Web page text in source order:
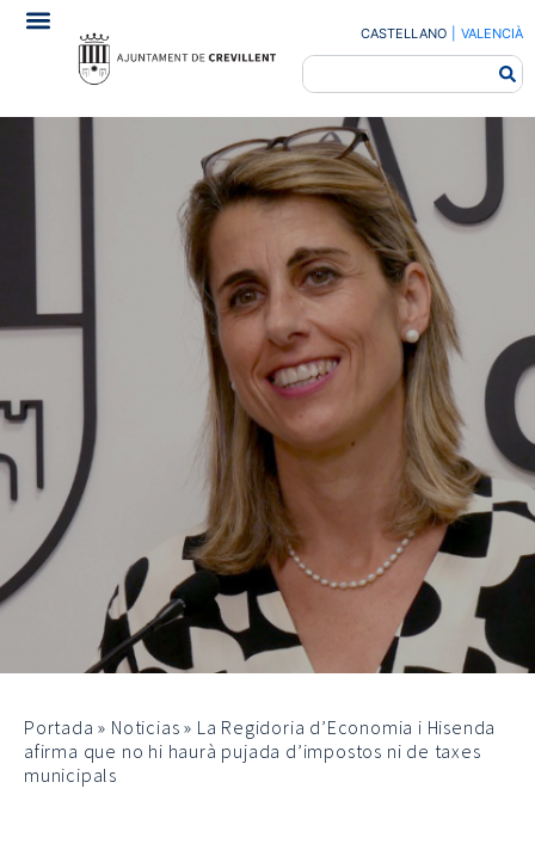
CASTELLANO VALENCIÀ
Portada » Noticias » La Regidoria d’Economia i Hisenda
afirma que no hi haurà pujada d’impostos ni de taxes
municipals